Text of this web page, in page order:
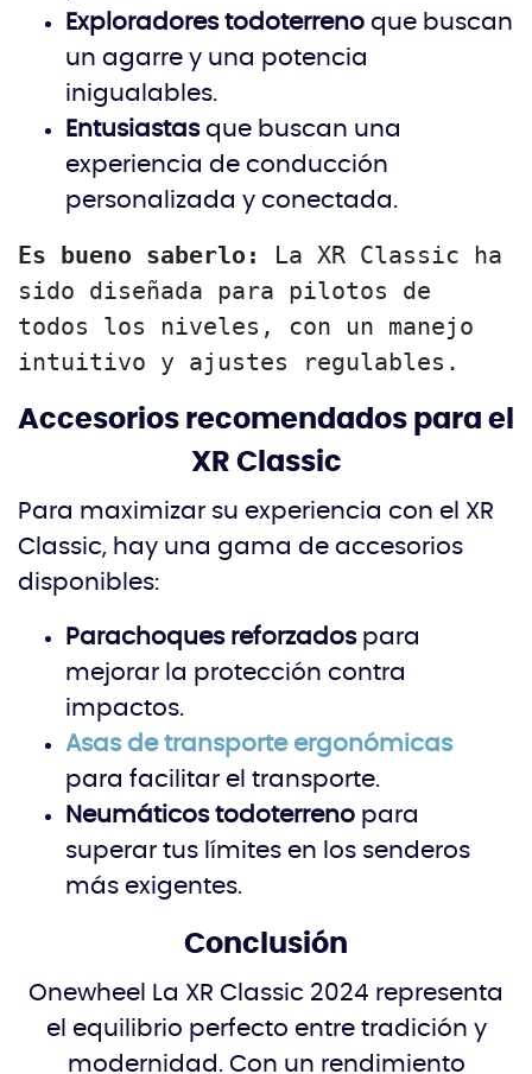
Exploradores todoterreno que buscan
un agarre y una potencia
inigualables.
Entusiastasque buscan una
experiencia de conducción
personalizada y conectada.
Es bueno saberlo:
La XR Classic ha
sido diseñada para pilotos de
todos los niveles, con un manejo
intuitivo y ajustes regulables.
Accesorios recomendados para el
XR Classic
Para maximizar su experiencia con el XR
Classic, hay una gama de accesorios
disponibles:
Parachoques reforzadospara
mejorar la protección contra
impactos.
Asas de transporte ergonómicas
para facilitar el transporte.
Neumáticos todoterreno para
superar tus límites en los senderos
más exigentes.
Conclusión
Onewheel La XR Classic 2024 representa
el equilibrio perfecto entre tradición y
modernidad. Con un rendimiento